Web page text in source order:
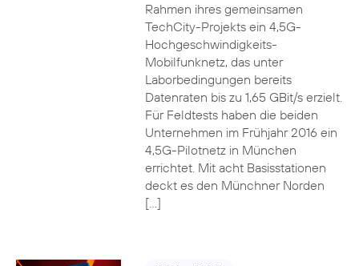
Rahmen ihres gemeinsamen
TechCity-Projekts ein 4,5G-
Hochgeschwindigkeits-
Mobilfunknetz, das unter
Laborbedingungen bereits
Datenraten bis zu 1,65 GBit/s erzielt.
Für Feldtests haben die beiden
Unternehmen im Frühjahr 2016 ein
4,5G-Pilotnetz in München
errichtet. Mit acht Basisstationen
deckt es den Münchner Norden
[…]